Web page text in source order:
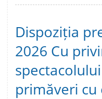
Dispoziția
2026 Cu
spectacolului
primăveri cu